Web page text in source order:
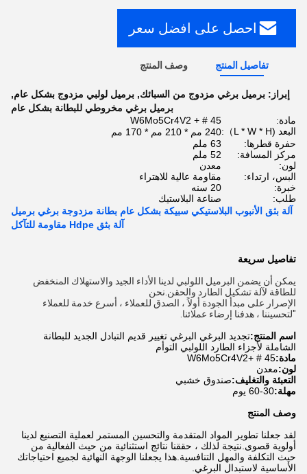
احصل على افضل سعر
تفاصيل المنتج وصف المنتج
إبراز: برميل برغي مزدوج من السبائك, برميل لولبي مزدوج بشكل عام,
برميل برغي مخروطي للبطانة بشكل عام
مادة:
45 # + W6Mo5Cr4V2
البعد (L * W * H）:
240 مم * 210 مم * 170 مم
حفرة قطرها:
63 ملم
مركز المسافة:
52 ملم
لون:
معدن
البس، ارتداء:
مقاومة عالية للاهتراء
خبرة:
20 سنه
طلب:
صناعة البلاستيك
آلة بثق الأنبوب البلاستيكي سبيكة بشكل عام بطانة مزدوجة برغي برميل
آلة بثق Hdpe مقاومة للتآكل
تفاصيل سريعة
للطاقة لآلة تشكيل الطارد والحقن.نحن
"لتحسيننا ، هدفنا إرضاء عملائنا.
اسم المنتج:تجديد البرغي البرغي تغيير قديم التبادل الجديد للبطانة
الشاملة لأجزاء الطارد اللولبي التوأم
مادة:45 # +
W6Mo5Cr4V2
لون:معدن
التعبئة والتغليف:صندوق خشبي
مهلة:30-60 يوم
وصف المنتج
لقد جعلنا تطوير المواد المتقدمة والتحسين المستمر لعملية التصنيع لدينا
أولوية قصوى.نتيجة لذلك ، حققنا نتائج استثنائية من حيث الفعالية من
حيث التكلفة والمهل التنافسية.هذا يجعلنا الوجهة النهائية لجميع احتياجاتك
الأساسية لاستبدال البرغي.